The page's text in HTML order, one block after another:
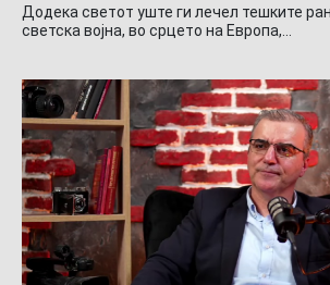
Додека светот уште ги лечел тешките
светска војна, во срцето на Европа,…